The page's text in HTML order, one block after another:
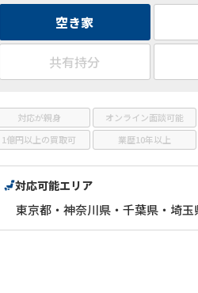
空き家
共有持分
対応が親身 オンライン面談可能
1億円以上の買取可
業歴10年以上
対応可能エリア
東京都・神奈川県・千葉県・埼玉